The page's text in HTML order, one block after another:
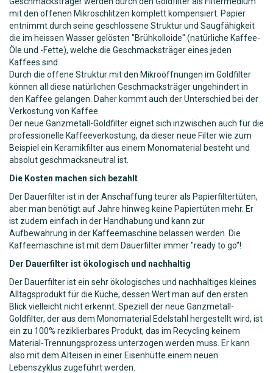
mit den offenen Mikroschlitzen komplett kompensiert. Papier
entnimmt durch seine geschlossene Struktur und Saugfähigkeit
die im heissen Wasser gelösten "Brühkolloide" (natürliche Kaffee-
Öle und -Fette), welche die Geschmacksträger eines jeden
Kaffees sind.
Durch die offene Struktur mit den Mikroöffnungen im Goldfilter
können all diese natürlichen Geschmacksträger ungehindert in
den Kaffee gelangen. Daher kommt auch der Unterschied bei der
Verkostung von Kaffee.
Der neue Ganzmetall-Goldfilter eignet sich inzwischen auch für die
professionelle Kaffeeverkostung, da dieser neue Filter wie zum
Beispiel ein Keramikfilter aus einem Monomaterial besteht und
absolut geschmacksneutral ist.
Die Kosten machen sich bezahlt
Der Dauerfilter ist in der Anschaffung teurer als Papierfiltertüten,
aber man benötigt auf Jahre hinweg keine Papiertüten mehr. Er
ist zudem einfach in der Handhabung und kann zur
Aufbewahrung in der Kaffeemaschine belassen werden. Die
Kaffeemaschine ist mit dem Dauerfilter immer "ready to go"!
Der Dauerfilter ist ökologisch und nachhaltig
Der Dauerfilter ist ein sehr ökologisches und nachhaltiges kleines
Alltagsprodukt für die Küche, dessen Wert man auf den ersten
Blick vielleicht nicht erkennt. Speziell der neue Ganzmetall-
Goldfilter, der aus dem Monomaterial Edelstahl hergestellt wird, ist
ein zu 100% reziklierbares Produkt, das im Recycling keinem
Material-Trennungsprozess unterzogen werden muss. Er kann
also mit dem Alteisen in einer Eisenhütte einem neuen
Lebenszyklus zugeführt werden.